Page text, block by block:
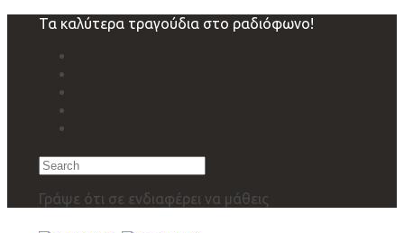
navigation
Τα καλύτερα τραγούδια στο ραδιόφωνο!
Search
Γράψε ότι σε ενδιαφέρει να μάθεις